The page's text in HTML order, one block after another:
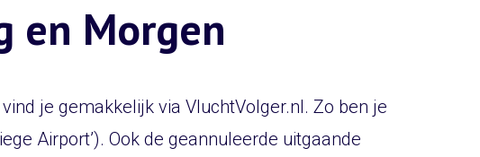
en Morgen
je gemakkelijk via VluchtVolger.nl. Zo ben je
Airport’). Ook de geannuleerde uitgaande